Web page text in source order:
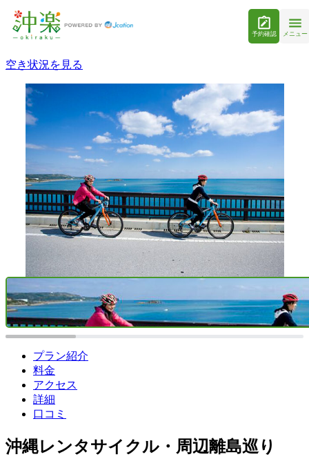
予約確認 メニュー
空き状況を見る
プラン紹介
料金
アクセス
詳細
口コミ
沖縄レンタサイクル・周辺離島巡り